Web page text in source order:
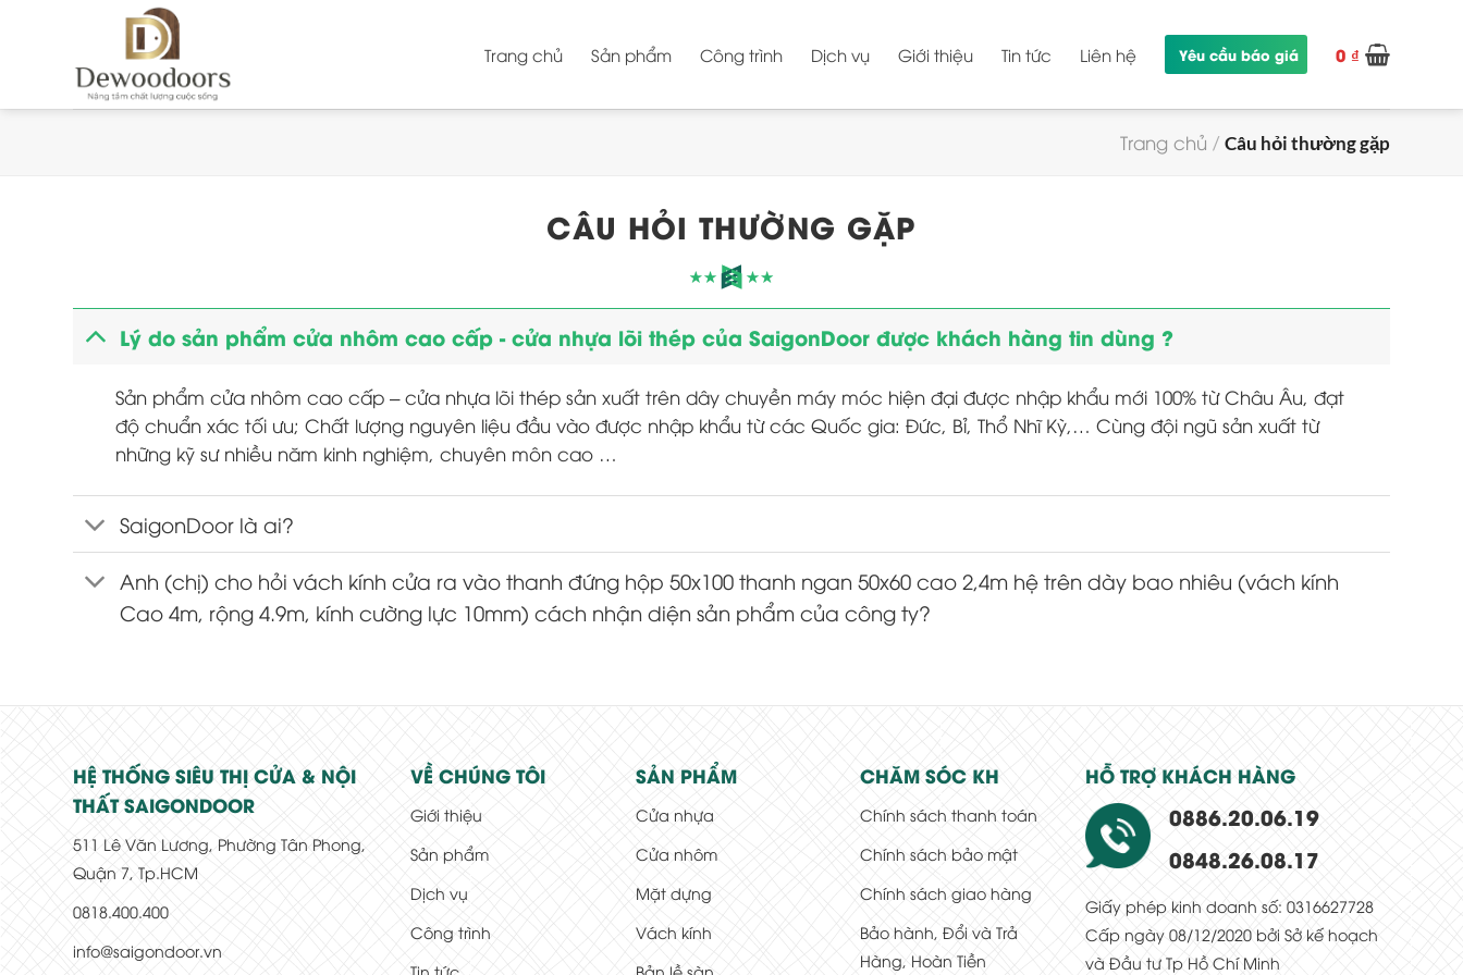
Trang chủ Sản phẩm Công trình Dịch vụ Giới thiệu Tin tức Liên hệ Yêu cầu báo giá 0 ₫
Trang chủ / Câu hỏi thường gặp
CÂU HỎI THƯỜNG GẶP
Lý do sản phẩm cửa nhôm cao cấp - cửa nhựa lõi thép của SaigonDoor được khách hàng tin dùng ?
Sản phẩm cửa nhôm cao cấp – cửa nhựa lõi thép sản xuất trên dây chuyền máy móc hiện đại được nhập khẩu mới 100% từ Châu Âu, đạt
độ chuẩn xác tối ưu; Chất lượng nguyên liệu đầu vào được nhập khẩu từ các Quốc gia: Đức, Bỉ, Thổ Nhĩ Kỳ,… Cùng đội ngũ sản xuất từ
những kỹ sư nhiều năm kinh nghiệm, chuyên môn cao …
SaigonDoor là ai?
Anh (chị) cho hỏi vách kính cửa ra vào thanh đứng hộp 50x100 thanh ngan 50x60 cao 2,4m hệ trên dày bao nhiêu (vách kính
Cao 4m, rộng 4.9m, kính cường lực 10mm) cách nhận diện sản phẩm của công ty?
HỆ THỐNG SIÊU THỊ CỬA & NỘI
THẤT SAIGONDOOR
511 Lê Văn Lương, Phường Tân Phong,
Quận 7, Tp.HCM
0818.400.400
info@saigondoor.vn
VỀ CHÚNG TÔI
Giới thiệu
Sản phẩm
Dịch vụ
Công trình
SẢN PHẨM
Cửa nhựa
Cửa nhôm
Mặt dựng
Vách kính
CHĂM SÓC KH
Chính sách thanh toán
Chính sách bảo mật
Chính sách giao hàng
Bảo hành, Đổi và Trả
Hàng, Hoàn Tiền
HỖ TRỢ KHÁCH HÀNG
0886.20.06.19
0848.26.08.17
Giấy phép kinh doanh số: 0316627728
Cấp ngày 08/12/2020 bởi Sở kế hoạch
và Đầu tư Tp Hồ Chí Minh